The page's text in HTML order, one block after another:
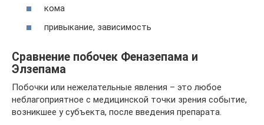
кома
привыкание, зависимость
Сравнение побочек Феназепама и
Элзепама
Побочки или нежелательные явления – это любое
неблагоприятное с медицинской точки зрения событие,
возникшее у субъекта, после введения препарата.